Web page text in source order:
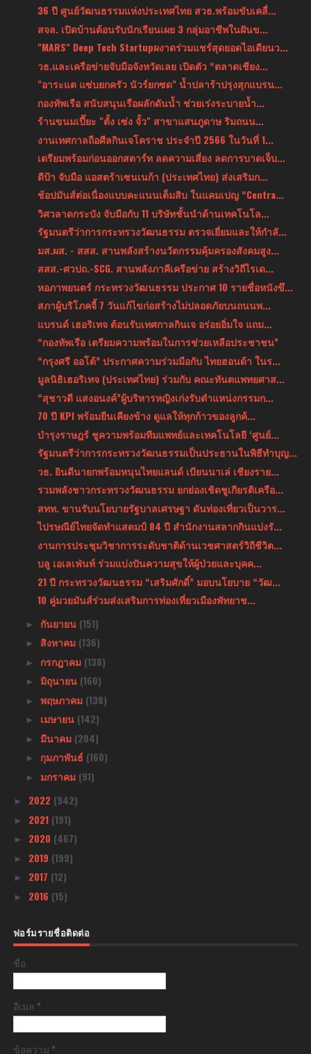
36 ปี ศูนย์วัฒนธรรมแห่งประเทศไทย สวธ.พร้อมขับเคลื่...
สจล. เปิดบ้านต้อนรับนักเรียนเผย 3 กลุ่มอาชีพในฝันข...
"MARS" Deep Tech Startupผงาดร่วมแชร์สุดยอดไอเดียนว...
วธ.และเครือข่ายจับมือจังหวัดเลย เปิดตัว “ตลาดเชียง...
"อาระแต แซ่บยกครัว นัวร์ยกซด" น้ำปลาร้าปรุงสุกแบรน...
กองทัพเรือ สนับสนุนเรือผลักดันน้ำ ช่วยเร่งระบายน้ำ...
ร้านขนมเปี๊ยะ "ตั้ง เซ่ง จั้ว" สาขาแสนภูดาษ ริมถนน...
งานเทศกาลถือศีลกินเจโคราช ประจำปี 2566 ในวันที่ 1...
เตรียมพร้อมก่อนออกสตาร์ท ลดความเสี่ยง ลดการบาดเจ็บ...
ดีป้า จับมือ แอสตร้าเซนเนก้า (ประเทศไทย) ส่งเสริมก...
ช้อปมันส์ต่อเนื่องแบบคะแนนเต็มสิบ ในแคมเปญ “Centra...
วิศวลาดกระบัง จับมือกับ 11 บริษัทชั้นนำด้านเทคโนโล...
รัฐมนตรีว่าการกระทรวงวัฒนธรรม ตรวจเยี่ยมและให้กำลั...
มส.ผส. - สสส. สานพลังสร้างนวัตกรรมคุ้มครองสังคมสูง...
สสส.-ศวปถ.-SCG. สานพลังภาคีเครือข่าย สร้างวิถีไรเด...
หอภาพยนตร์ กระทรวงวัฒนธรรม ประกาศ 10 รายชื่อหนังขึ...
สภาผู้บริโภคจี้ 7 วันแก้ไขก่อสร้างไม่ปลอดภัยบนถนนพ...
แบรนด์ เฮอริเทจ ต้อนรับเทศกาลกินเจ อร่อยอิ่มใจ แถม...
“กองทัพเรือ เตรียมความพร้อมในการช่วยเหลือประชาชน”
“กรุงศรี ออโต้” ประกาศความร่วมมือกับ ไทยฮอนด้า ในร...
มูลนิธิเฮอริเทจ (ประเทศไทย) ร่วมกับ คณะทันตแพทยศาส...
“สุชาวดี แสงอนงค์”ผู้บริหารหญิงเก่งรับตำแหน่งกรรมก...
70 ปี KPI พร้อมยืนเคียงข้าง ดูแลให้ทุกก้าวของลูกค้...
บำรุงราษฎร์ ชูความพร้อมทีมแพทย์และเทคโนโลยี ‘ศูนย์...
รัฐมนตรีว่าการกระทรวงวัฒนธรรมเป็นประธานในพิธีทำบุญ...
วธ. ยินดีนายกพร้อมหนุนไทยแลนด์ เบียนนาเล่ เชียงราย...
รวมพลังชาวกระทรวงวัฒนธรรม ยกย่องเชิดชูเกียรติเครือ...
สทท. ขานรับนโยบายรัฐบาลเศรษฐา ดันท่องเที่ยวเป็นวาร...
ไปรษณีย์ไทยจัดทำแสตมป์ 84 ปี สำนักงานสลากกินแบ่งรั...
งานการประชุมวิชาการระดับชาติด้านเวชศาสตร์วิถีชีวิต...
บลู เอเลเฟ่นท์ ร่วมแบ่งปันความสุขให้ผู้ป่วยและบุคค...
21 ปี กระทรวงวัฒนธรรม “เสริมศักดิ์” มอบนโยบาย “วัฒ...
10 คู่มวยมันส์ร่วมส่งเสริมการท่องเที่ยวเมืองพัทยาช...
► กันยายน (151)
► สิงหาคม (136)
► กรกฎาคม (138)
► มิถุนายน (160)
► พฤษภาคม (138)
► เมษายน (142)
► มีนาคม (204)
► กุมภาพันธ์ (160)
► มกราคม (91)
► 2022 (942)
► 2021 (191)
► 2020 (467)
► 2019 (199)
► 2017 (12)
► 2016 (15)
ฟอร์มรายชื่อติดต่อ
ชื่อ
อีเมล *
ข้อความ *